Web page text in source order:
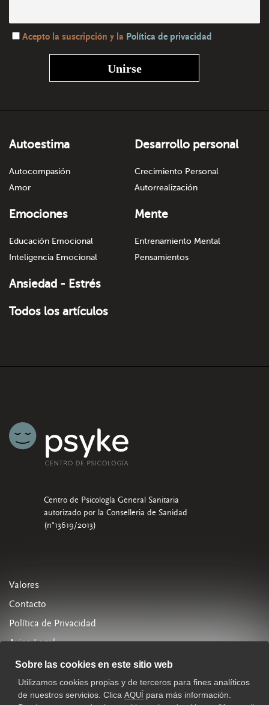
Acepto la suscripción y la Política de privacidad
Autoestima
Autocompasión
Amor
Desarrollo personal
Crecimiento Personal
Autorrealización
Emociones
Educación Emocional
Inteligencia Emocional
Mente
Entrenamiento Mental
Pensamientos
Ansiedad - Estrés
Todos los artículos
Centro de Psicología General Sanitaria
autorizado por la Conselleria de Sanidad
(n°13619/2013)
Valores
Contacto
Política de Privacidad
Aviso Legal
Política de Cookies
963 288 880
Sobre las cookies en este sitio web
Utilizamos cookies propias y de terceros para fines analíticos
de nuestros servicios. Clica AQUÍ para más información.